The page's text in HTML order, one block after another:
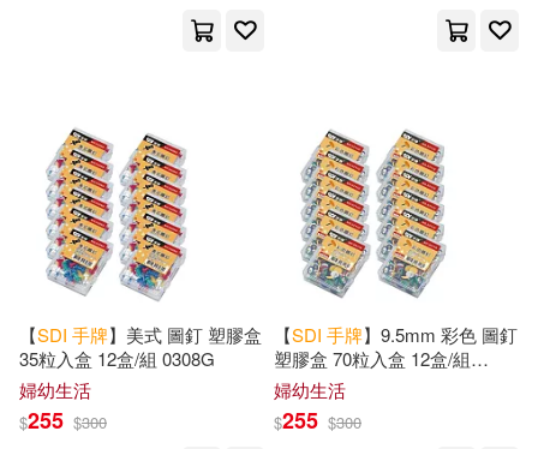
-
【SDI 手牌】美式 圖釘 塑膠盒
35粒入盒 12盒/組 0308G
婦幼生活
$255 $300
【SDI 手牌】9.5mm 彩色 圖釘
塑膠盒 70粒入盒 12盒/組
0311G
婦幼生活
$255 $300